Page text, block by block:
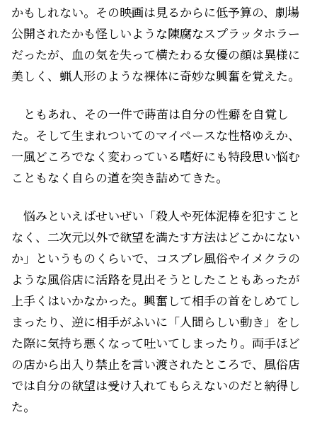
かもしれない。その映画は見るからに低予算の、劇場
公開されたかも怪しいような陳腐なスプラッタホラー
だったが、血の気を失って横たわる女優の顔は異様に
美しく、蝋人形のような裸体に奇妙な興奮を覚えた。
ともあれ、その一件で蒔苗は自分の性癖を自覚し
た。そして生まれついてのマイペースな性格ゆえか、
一風どころでなく変わっている嗜好にも特段思い悩む
こともなく自らの道を突き詰めてきた。
悩みといえばせいぜい「殺人や死体泥棒を犯すこと
なく、二次元以外で欲望を満たす方法はどこかにない
か」というものくらいで、コスプレ風俗やイメクラの
ような風俗店に活路を見出そうとしたこともあったが
上手くはいかなかった。興奮して相手の首をしめてし
まったり、逆に相手がふいに「人間らしい動き」をし
た際に気持ち悪くなって吐いてしまったり。両手ほど
の店から出入り禁止を言い渡されたところで、風俗店
では自分の欲望は受け入れてもらえないのだと納得し
た。